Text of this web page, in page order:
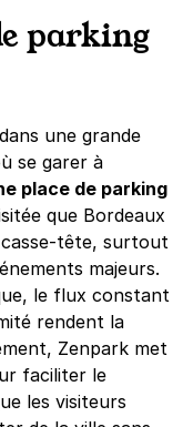
parking
une grande
se garer à
place de parking
que Bordeaux
tête, surtout
majeurs.
le flux constant
rendent la
Zenpark met
faciliter le
les visiteurs